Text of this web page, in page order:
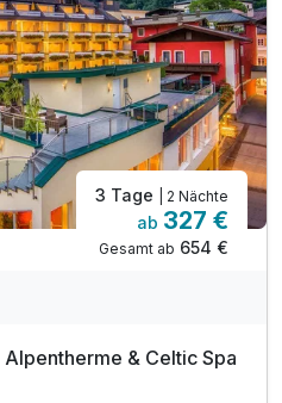
3 Tage | 2 Nächte
ab 327 €
Gesamt ab 654 €
& Celtic Spa